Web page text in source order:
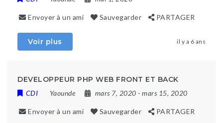
Envoyer à un ami Sauvegarder PARTAGER
Voir plus il y a 6 ans
DEVELOPPEUR PHP WEB FRONT ET BACK
CDI Yaounde mars 7, 2020 - mars 15, 2020
Envoyer à un ami Sauvegarder PARTAGER